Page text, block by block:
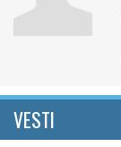
VESTI